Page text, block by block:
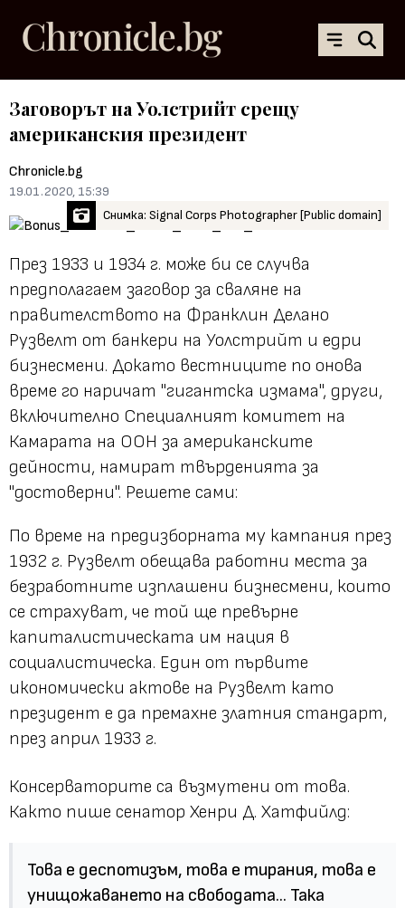
Заговорът на Уолстрийт срещу
американския президент
Chronicle.bg
19.01.2020, 15:39
Снимка: Signal Corps Photographer [Public domain]
През 1933 и 1934 г. може би се случва
предполагаем заговор за сваляне на
правителството на Франклин Делано
Рузвелт от банкери на Уолстрийт и едри
бизнесмени. Докато вестниците по онова
време го наричат "гигантска измама", други,
включително Специалният комитет на
Камарата на ООН за американските
дейности, намират твърденията за
"достоверни". Решете сами:
По време на предизборната му кампания през
1932 г. Рузвелт обещава работни места за
безработните изплашени бизнесмени, които
се страхуват, че той ще превърне
капиталистическата им нация в
социалистическа. Един от първите
икономически актове на Рузвелт като
президент е да премахне златния стандарт,
през април 1933 г.
Консерваторите са възмутени от това.
Както пише сенатор Хенри Д. Хатфийлд:
Това е деспотизъм, това е тирания, това е
унищожаването на свободата... Така